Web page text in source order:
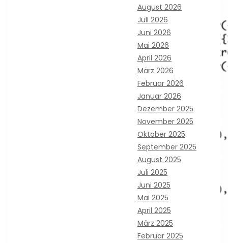
August 2026
Juli 2026
Juni 2026
Mai 2026
April 2026
März 2026
Februar 2026
Januar 2026
Dezember 2025
November 2025
Oktober 2025
September 2025
August 2025
Juli 2025
Juni 2025
Mai 2025
April 2025
März 2025
Februar 2025